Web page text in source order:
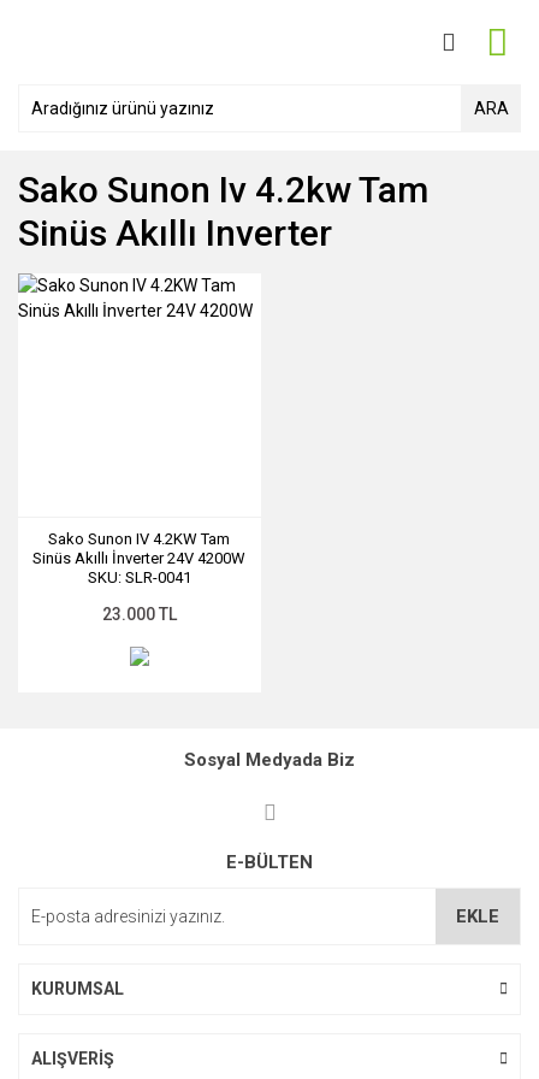
ARA
Sako Sunon Iv 4.2kw Tam
Sinüs Akıllı Inverter
Sako Sunon IV 4.2KW Tam
Sinüs Akıllı İnverter 24V 4200W
SKU: SLR-0041
23.000 TL
Sosyal Medyada Biz
E-BÜLTEN
EKLE
KURUMSAL
ALIŞVERİŞ